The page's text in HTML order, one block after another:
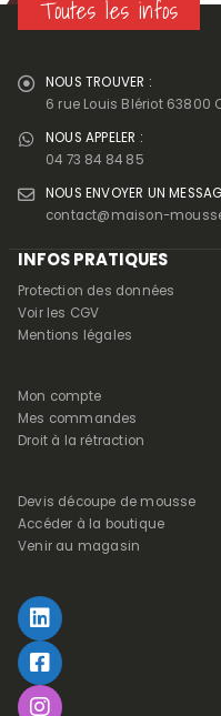
Toutes les infos
NOUS TROUVER :
6 rue Louis Blériot 63800
NOUS APPELER :
04 73 84 84 85
NOUS ENVOYER UN
contact@maison-
INFOS PRATIQUES
Protection des données
Voir les CGV
Mentions légales
Mon compte
Mes commandes
Droit à la rétraction
Devis découpe de mousse
Accéder à la boutique
Venir au magasin